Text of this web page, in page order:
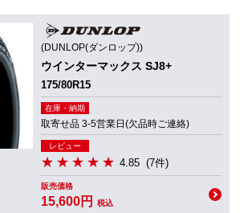
(DUNLOP(ダンロップ))
ウインターマックス SJ8+
175/80R15
在庫・納期
取寄せ品 3-5営業日(欠品時ご連絡)
レビュー
4.85 (7件)
販売価格
15,600円 税込